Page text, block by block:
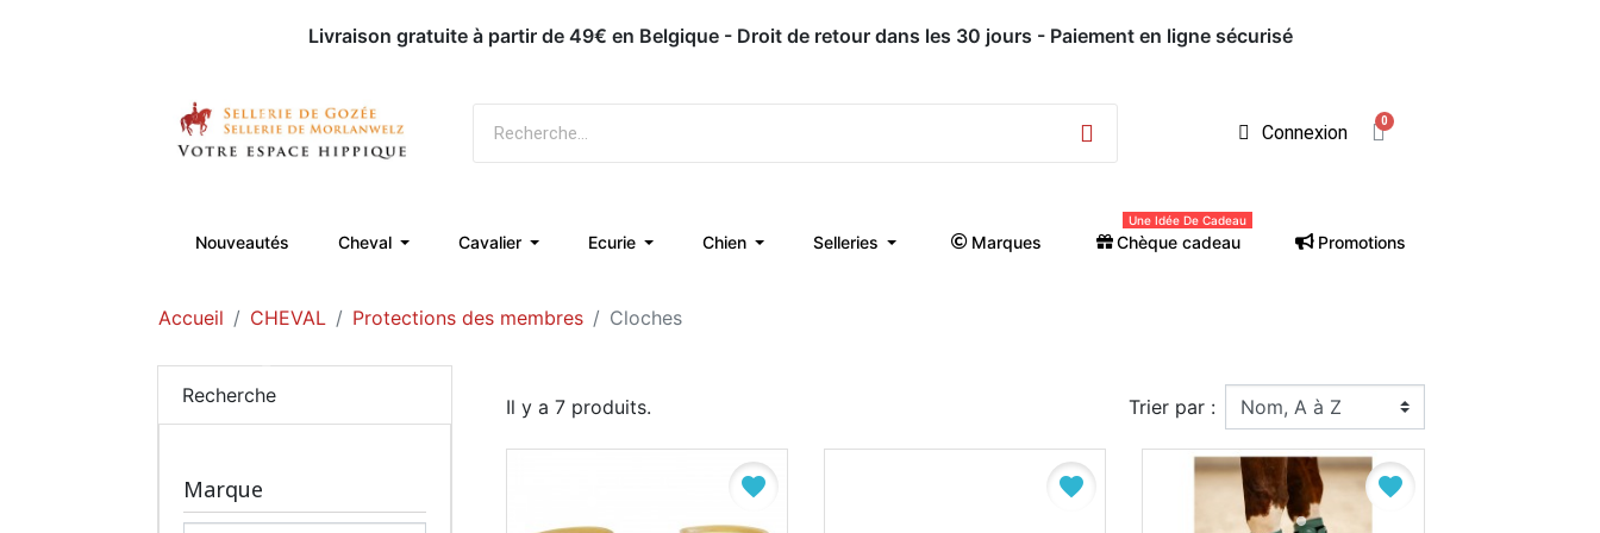
Livraison gratuite à partir de 49€ en Belgique - Droit de retour dans les 30 jours - Paiement en ligne sécurisé
Connexion
Nouveautés Cheval Cavalier Ecurie Chien Selleries Marques Chèque cadeau
Une Idée De Cadeau
Promotions
Accueil CHEVAL Protections des membres Cloches
Recherche
Marque
Il y a 7 produits. Trier par :
favorite favorite favorite